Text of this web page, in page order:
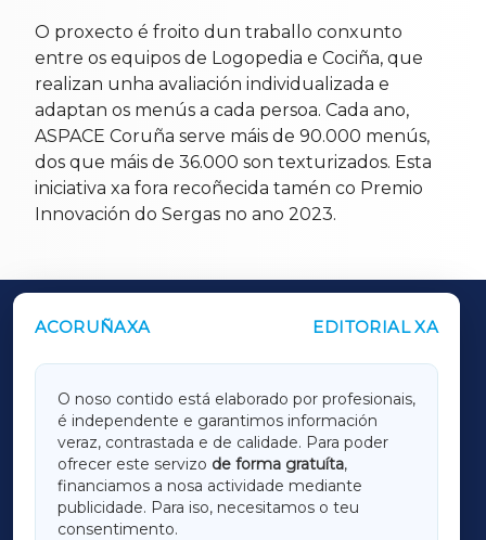
O proxecto é froito dun traballo conxunto
entre os equipos de Logopedia e Cociña, que
realizan unha avaliación individualizada e
adaptan os menús a cada persoa. Cada ano,
ASPACE Coruña serve máis de 90.000 menús,
dos que máis de 36.000 son texturizados. Esta
iniciativa xa fora recoñecida tamén co Premio
Innovación do Sergas no ano 2023.
ACORUÑAXA EDITORIAL XA
O noso contido está elaborado por profesionais,
é independente e garantimos información
veraz, contrastada e de calidade. Para poder
ofrecer este servizo de forma gratuíta,
financiamos a nosa actividade mediante
publicidade. Para iso, necesitamos o teu
consentimento.
OUTROS PERIÓDICOS
LUGOXA
TERRACHAXA